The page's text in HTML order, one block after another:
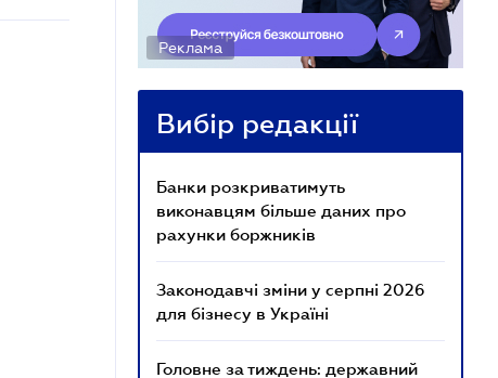
Реклама
Вибір редакції
Банки розкриватимуть
виконавцям більше даних про
рахунки боржників
Законодавчі зміни у серпні 2026
для бізнесу в Україні
Головне за тиждень: державний